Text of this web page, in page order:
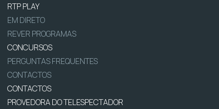
RTP PLAY
EM DIRETO
REVER PROGRAMAS
CONCURSOS
PERGUNTAS FREQUENTES
CONTACTOS
CONTACTOS
PROVEDORA DO TELESPECTADOR